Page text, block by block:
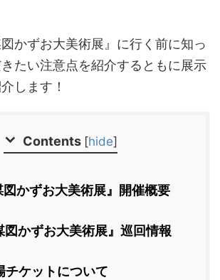
かずお大美術展』に行く前に知っ
たい注意点を紹介するともに展示
します！
Contents [hide]
図かずお大美術展』開催概要
図かずお大美術展』巡回情報
チケットについて